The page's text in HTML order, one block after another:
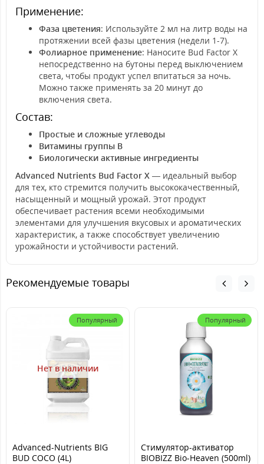
Применение:
Фаза цветения: Используйте 2 мл на литр воды на
протяжении всей фазы цветения (недели 1-7).
Фолиарное применение: Наносите Bud Factor X
непосредственно на бутоны перед выключением
света, чтобы продукт успел впитаться за ночь.
Можно также применять за 20 минут до
включения света.
Состав:
Простые и сложные углеводы
Витамины группы B
Биологически активные ингредиенты
Advanced Nutrients Bud Factor X — идеальный выбор
для тех, кто стремится получить высококачественный,
насыщенный и мощный урожай. Этот продукт
обеспечивает растения всеми необходимыми
элементами для улучшения вкусовых и ароматических
характеристик, а также способствует увеличению
урожайности и устойчивости растений.
Рекомендуемые товары
Популярный
Нет в наличии
Advanced-Nutrients BIG
BUD COCO (4L)
Популярный
Стимулятор-активатор
BIOBIZZ Bio-Heaven (500ml)